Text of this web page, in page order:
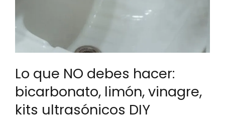
Lo que NO debes hacer:
bicarbonato, limón, vinagre,
kits ultrasónicos DIY